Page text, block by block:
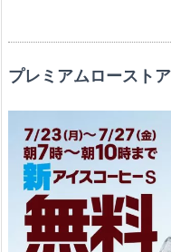
プレミアムロースト